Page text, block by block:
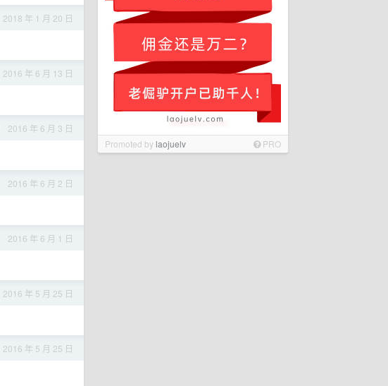
Promoted bylaojuelv PRO
2018 年 1 月 20 日
2016 年 6 月 13 日
2016 年 6 月 3 日
2016 年 6 月 2 日
2016 年 6 月 1 日
2016 年 5 月 25 日
2016 年 5 月 25 日